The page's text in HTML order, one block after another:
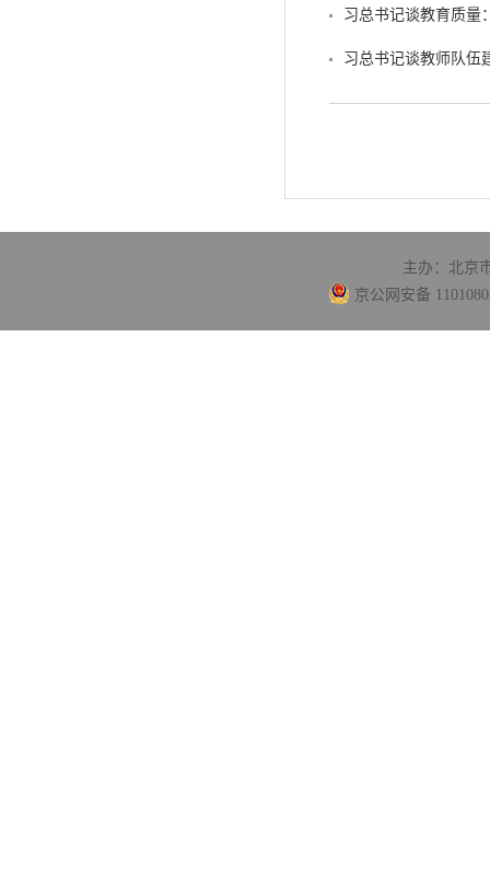
习总书记谈教育质量
习总书记谈教师队伍
主办：北京
京公网安备